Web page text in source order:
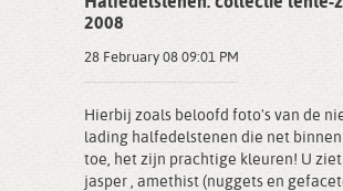
2008
28 February 08 09:01 PM
Hierbij zoals beloofd foto's van de
lading halfedelstenen die net binnen
toe, het zijn prachtige kleuren! U ziet
jasper , amethist (nuggets en